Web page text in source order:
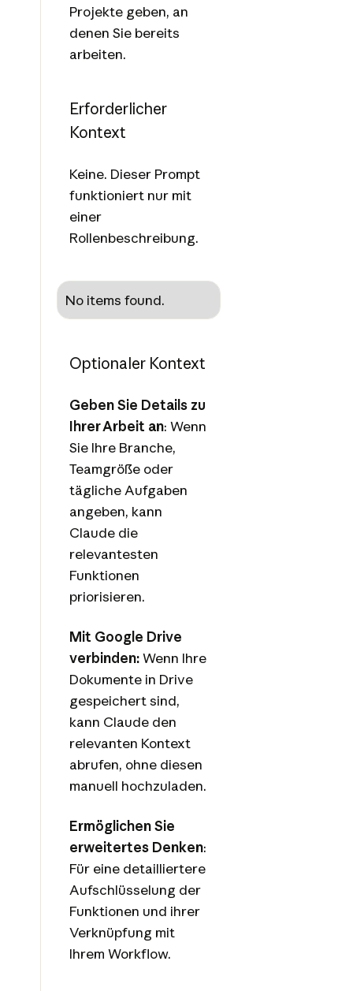
Projekte geben, an
denen Sie bereits
arbeiten.
Erforderlicher
Kontext
Keine. Dieser Prompt
funktioniert nur mit
einer
Rollenbeschreibung.
No items found.
Optionaler Kontext
Geben Sie Details zu
Ihrer Arbeit an: Wenn
Sie Ihre Branche,
Teamgröße oder
tägliche Aufgaben
angeben, kann
Claude die
relevantesten
Funktionen
priorisieren.
Mit Google Drive
verbinden:Wenn Ihre
Dokumente in Drive
gespeichert sind,
kann Claude den
relevanten Kontext
abrufen, ohne diesen
manuell hochzuladen.
Ermöglichen Sie
erweitertes Denken:
Für eine detailliertere
Aufschlüsselung der
Funktionen und ihrer
Verknüpfung mit
Ihrem Workflow.